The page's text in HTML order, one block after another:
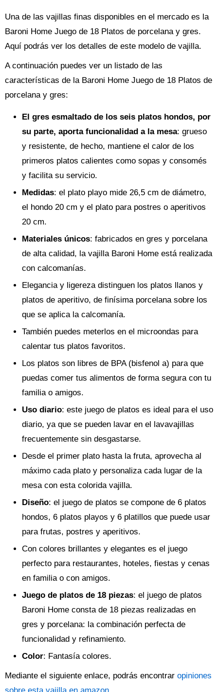
Una de las vajillas finas disponibles en el mercado es la
Baroni Home Juego de 18 Platos de porcelana y gres.
Aquí podrás ver los detalles de este modelo de vajilla.
A continuación puedes ver un listado de las
características de la Baroni Home Juego de 18 Platos de
porcelana y gres:
El gres esmaltado de los seis platos hondos, por
su parte, aporta funcionalidad a la mesa: grueso
y resistente, de hecho, mantiene el calor de los
primeros platos calientes como sopas y consomés
y facilita su servicio.
Medidas: el plato playo mide 26,5 cm de diámetro,
el hondo 20 cm y el plato para postres o aperitivos
20 cm.
Materiales únicos: fabricados en gres y porcelana
de alta calidad, la vajilla Baroni Home está realizada
con calcomanías.
Elegancia y ligereza distinguen los platos llanos y
platos de aperitivo, de finísima porcelana sobre los
que se aplica la calcomanía.
También puedes meterlos en el microondas para
calentar tus platos favoritos.
Los platos son libres de BPA (bisfenol a) para que
puedas comer tus alimentos de forma segura con tu
familia o amigos.
Uso diario: este juego de platos es ideal para el uso
diario, ya que se pueden lavar en el lavavajillas
frecuentemente sin desgastarse.
Desde el primer plato hasta la fruta, aprovecha al
máximo cada plato y personaliza cada lugar de la
mesa con esta colorida vajilla.
Diseño: el juego de platos se compone de 6 platos
hondos, 6 platos playos y 6 platillos que puede usar
para frutas, postres y aperitivos.
Con colores brillantes y elegantes es el juego
perfecto para restaurantes, hoteles, fiestas y cenas
en familia o con amigos.
Juego de platos de 18 piezas: el juego de platos
Baroni Home consta de 18 piezas realizadas en
gres y porcelana: la combinación perfecta de
funcionalidad y refinamiento.
Color: Fantasía colores.
Mediante el siguiente enlace, podrás encontrar opiniones